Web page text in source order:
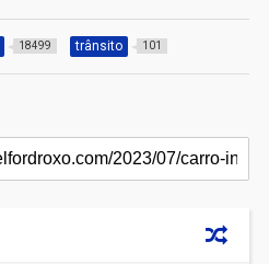
18499 trânsito 101